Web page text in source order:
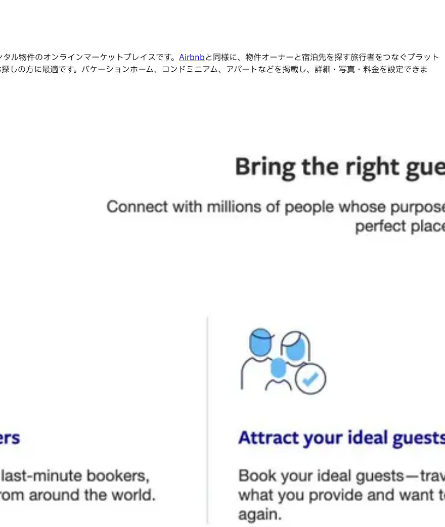
ル物件のオンラインマーケットプレイスです。 Airbnbと同様に、物件オーナーと宿泊先を探す旅行者をつなぐプラット
しの方に最適です。バケーションホーム、コンドミニアム、アパートなどを掲載し、詳細・写真・料金を設定できま